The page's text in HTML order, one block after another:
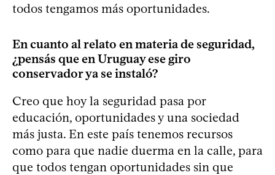
todos tengamos más oportunidades.
En cuanto al relato en materia de seguridad,
¿pensás que en Uruguay ese giro
conservador ya se instaló?
Creo que hoy la seguridad pasa por
educación, oportunidades y una sociedad
más justa. En este país tenemos recursos
como para que nadie duerma en la calle, para
que todos tengan oportunidades sin que